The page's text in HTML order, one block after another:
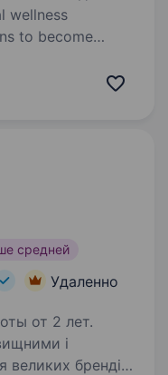
wellness
to become
and keep
средней
Удаленно
от 2 лет.
і
брендів?